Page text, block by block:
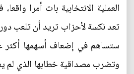
العملية الانتخابية بات أمرا
تعد نكسة لأحزاب تريد أن تلعب
ستساهم في إضعاف أسهمها أكثر
وتضرب مصداقية خطابها الذي لم